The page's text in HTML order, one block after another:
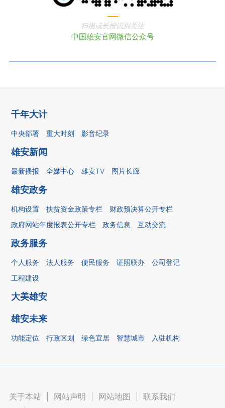
扫描或长按识别关注
中国雄安官网微信公众号
千年大计
中央部署 重大时刻 影音纪录
雄安新闻
最新播报 全媒中心 雄安TV 图片长廊
雄安政务
机构设置 扶贫资金政策专栏
财政预决算公开专栏
政府网站年度报表公开专栏
政务信息 互动交流
政务服务
个人服务 法人服务 便民服务 证照联办
公司登记
工程建设
大美雄安
雄安未来
功能定位 行政区划 绿色宜居 智慧城市 入驻机构
关于本站 网站声明 网站地图 联系我们